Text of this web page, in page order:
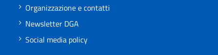
Organizzazione e contatti
Newsletter DGA
Social media policy